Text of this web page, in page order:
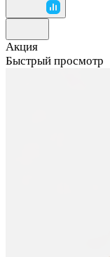
Акция
Быстрый просмотр